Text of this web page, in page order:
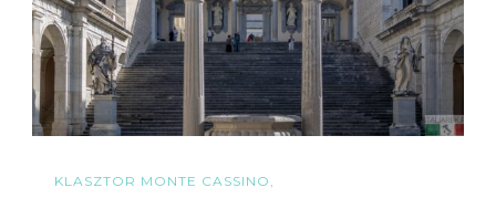
KLASZTOR MONTE CASSINO